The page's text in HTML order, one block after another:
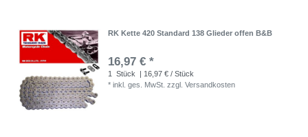
RK Kette 420 Standard 138 Glieder offen B&B
16,97 € *
1 Stück
| 16,97 € / Stück
*inkl. ges. MwSt. zzgl.Versandkosten